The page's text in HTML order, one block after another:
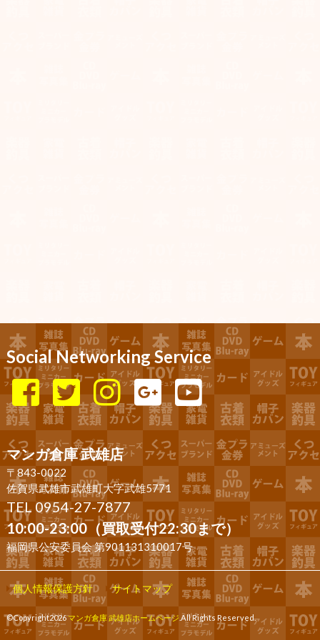
Social Networking Service
マンガ倉庫 武雄店
〒843-0022
佐賀県武雄市武雄町大字武雄5771
TEL 0954-27-7877
10:00-23:00（買取受付22:30まで）
福岡県公安委員会 第901131310017号
個人情報保護方針 サイトマップ
©Copyright2026マンガ倉庫 武雄店ホームページ .All Rights Reserved.